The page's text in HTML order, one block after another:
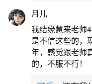
见自己结婚，这暗示
投资做做生意，或
人梦见自己结婚的
己结婚，建议顺利
的离异女人梦见自
月儿
我结缘慧来老师
是不信这些的，
年，感觉跟老师
的，不服不行！